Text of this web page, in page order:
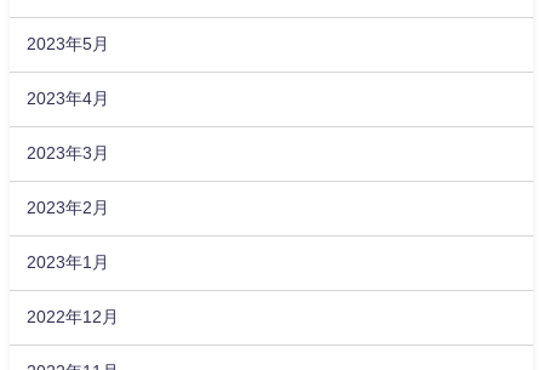
2023年5月
2023年4月
2023年3月
2023年2月
2023年1月
2022年12月